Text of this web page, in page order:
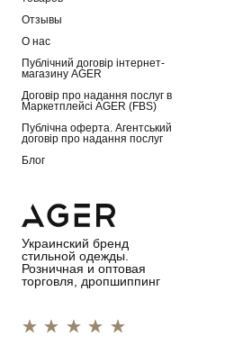
Отзывы
О нас
Публічний договір інтернет-
магазину AGER
Договір про надання послуг в
Маркетплейсі AGER (FBS)
Публічна оферта. Агентський
договір про надання послуг
Блог
Украинский бренд
стильной одежды.
Розничная и оптовая
торговля, дропшиппинг
1 star
2 stars
3 stars
4 stars
5 stars